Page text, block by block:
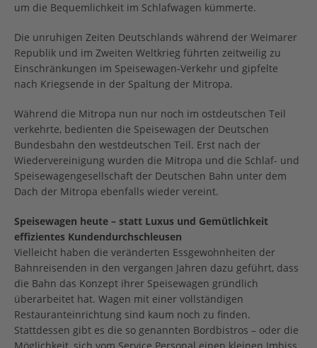
um die Bequemlichkeit im Schlafwagen kümmerte.
Die unruhigen Zeiten Deutschlands während der Weimarer
Republik und im Zweiten Weltkrieg führten zeitweilig zu
Einschränkungen im Speisewagen-Verkehr und gipfelte
nach Kriegsende in der Spaltung der Mitropa.
Während die Mitropa nun nur noch im ostdeutschen Teil
verkehrte, bedienten die Speisewagen der Deutschen
Bundesbahn den westdeutschen Teil. Erst nach der
Wiedervereinigung wurden die Mitropa und die Schlaf- und
Speisewagengesellschaft der Deutschen Bahn unter dem
Dach der Mitropa ebenfalls wieder vereint.
Speisewagen heute – statt Luxus und Gemütlichkeit
effizientes Kundendurchschleusen
Vielleicht haben die veränderten Essgewohnheiten der
Bahnreisenden in den vergangen Jahren dazu geführt, dass
die Bahn das Konzept ihrer Speisewagen gründlich
überarbeitet hat. Wagen mit einer vollständigen
Restauranteinrichtung sind kaum noch zu finden.
Stattdessen gibt es die so genannten Bordbistros – oder die